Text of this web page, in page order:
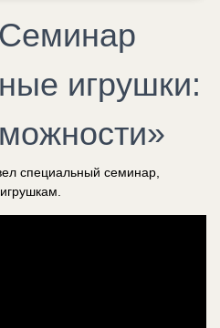
игрушки:
специальный семинар,